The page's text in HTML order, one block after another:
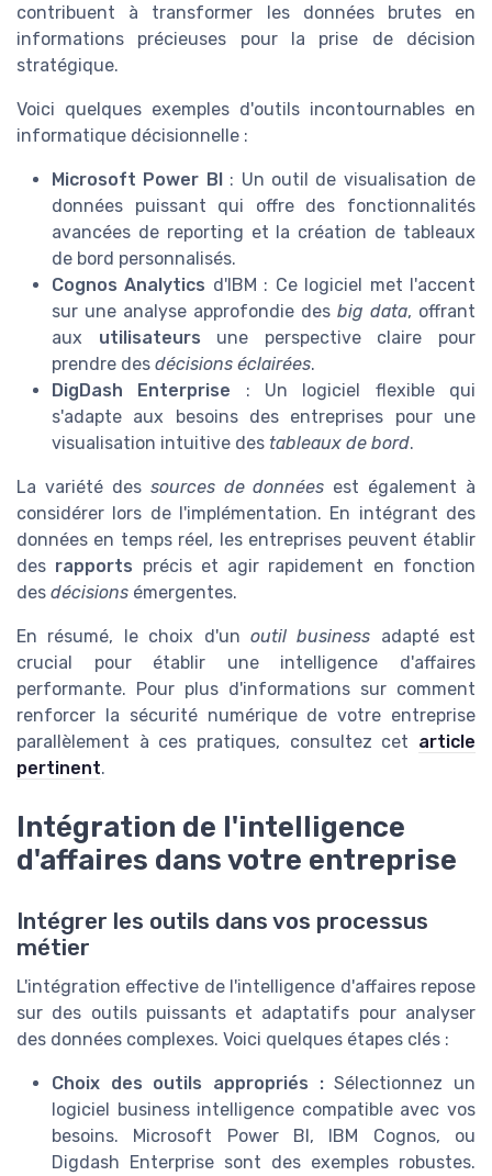
contribuent à transformer les données brutes en
informations précieuses pour la prise de décision
stratégique.
Voici quelques exemples d'outils incontournables en
informatique décisionnelle :
Microsoft Power BI: Un outil de visualisation de
données puissant qui offre des fonctionnalités
avancées de reporting et la création de tableaux
de bord personnalisés.
Cognos Analytics d'IBM : Ce logiciel met l'accent
sur une analyse approfondie des big data, offrant
aux utilisateurs une perspective claire pour
prendre des décisions éclairées.
DigDash Enterprise : Un logiciel flexible qui
s'adapte aux besoins des entreprises pour une
visualisation intuitive des tableaux de bord.
La variété des sources de données est également à
considérer lors de l'implémentation. En intégrant des
données en temps réel, les entreprises peuvent établir
des rapports précis et agir rapidement en fonction
des décisions émergentes.
En résumé, le choix d'un outil business adapté est
crucial pour établir une intelligence d'affaires
performante. Pour plus d'informations sur comment
renforcer la sécurité numérique de votre entreprise
parallèlement à ces pratiques, consultez cet article
pertinent.
Intégration de l'intelligence
d'affaires dans votre entreprise
Intégrer les outils dans vos processus
métier
L'intégration effective de l'intelligence d'affaires repose
sur des outils puissants et adaptatifs pour analyser
des données complexes. Voici quelques étapes clés :
Choix des outils appropriés :Sélectionnez un
logiciel business intelligence compatible avec vos
besoins. Microsoft Power BI, IBM Cognos, ou
Digdash Enterprise sont des exemples robustes.